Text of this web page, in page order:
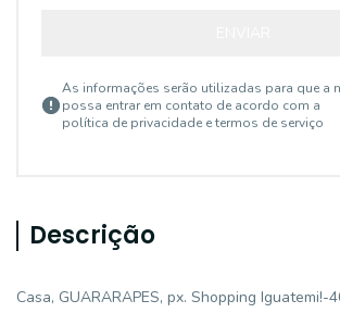
As informações serão utilizadas para que a
possa entrar em contato de acordo com a
política de privacidade e termos de serviço
Descrição
Casa, GUARARAPES, px. Shopping Iguatemi!-